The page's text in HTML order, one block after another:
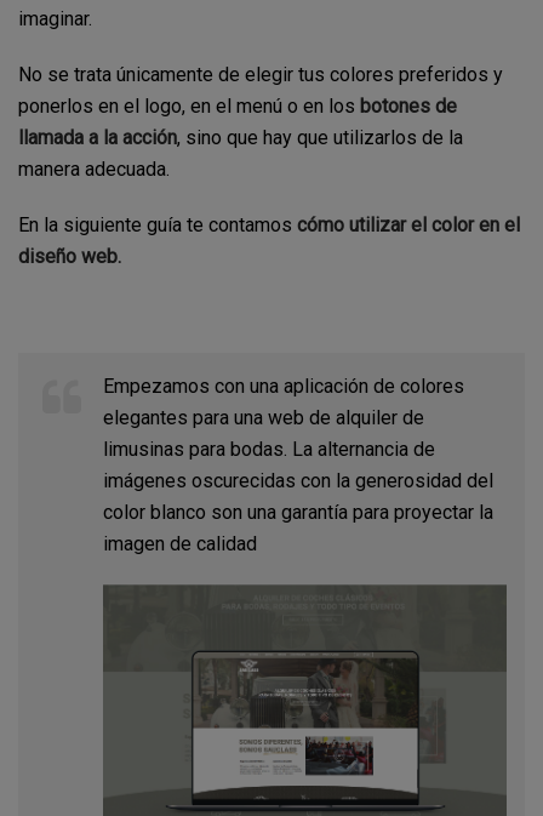
imaginar.
No se trata únicamente de elegir tus colores preferidos y
ponerlos en el logo, en el menú o en los botones de
llamada a la acción, sino que hay que utilizarlos de la
manera adecuada.
En la siguiente guía te contamos cómo utilizar el color en el
diseño web.
Empezamos con una aplicación de colores
elegantes para una web de alquiler de
limusinas para bodas. La alternancia de
imágenes oscurecidas con la generosidad del
color blanco son una garantía para proyectar la
imagen de calidad